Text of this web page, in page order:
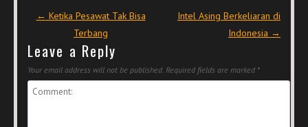
Post navigation
← Ketika Pesawat Tak Bisa
Terbang
Intel Asing Berkeliaran di
Indonesia →
Leave a Reply
Your email address will not be published. Required fields are marked *